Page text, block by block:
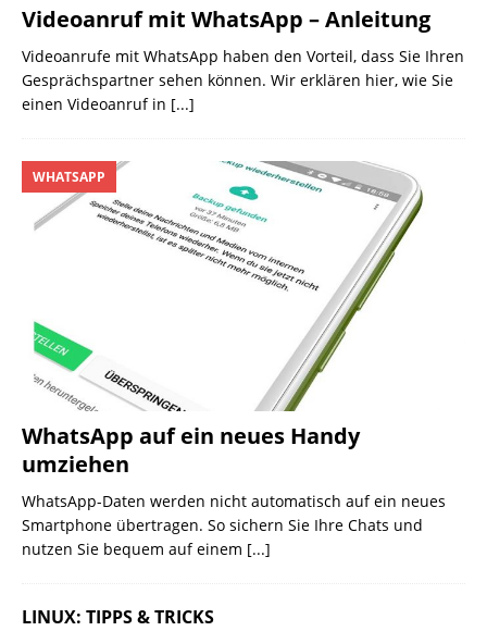
Videoanruf mit WhatsApp – Anleitung
Videoanrufe mit WhatsApp haben den Vorteil, dass Sie Ihren
Gesprächspartner sehen können. Wir erklären hier, wie Sie
einen Videoanruf in [...]
WhatsApp auf ein neues Handy
umziehen
WHATSAPP
WhatsApp-Daten werden nicht automatisch auf ein neues
Smartphone übertragen. So sichern Sie Ihre Chats und
nutzen Sie bequem auf einem [...]
LINUX: TIPPS & TRICKS